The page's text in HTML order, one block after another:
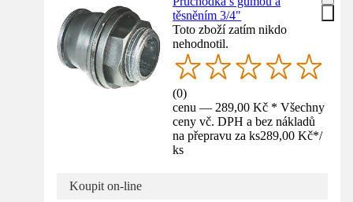
těsněním 3/4"
Toto zboží zatím nikdo
nehodnotil.
(0)
cenu — 289,00 Kč * Všechny
ceny vč. DPH a bez nákladů
na přepravu za ks289,00 Kč*/
ks
Koupit on-line